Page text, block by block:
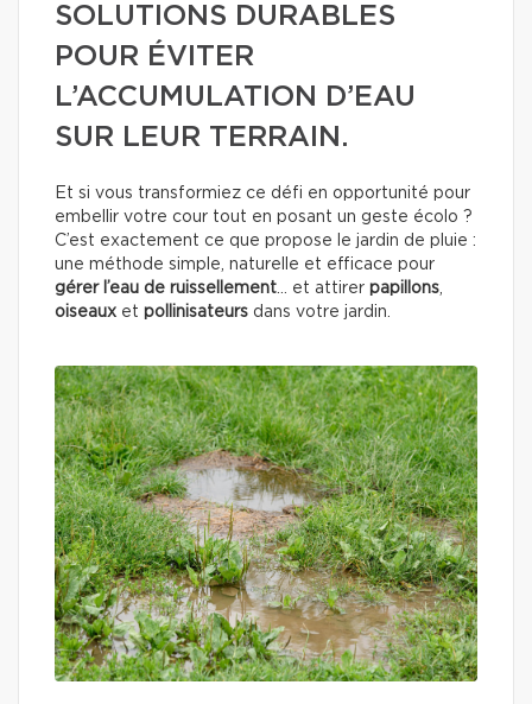
SOLUTIONS DURABLES
POUR ÉVITER
L’ACCUMULATION D’EAU
SUR LEUR TERRAIN.
Et si vous transformiez ce défi en opportunité pour
embellir votre cour tout en posant un geste écolo ?
C’est exactement ce que propose le jardin de pluie :
une méthode simple, naturelle et efficace pour
gérer l’eau de ruissellement… et attirer papillons,
oiseaux et pollinisateurs dans votre jardin.